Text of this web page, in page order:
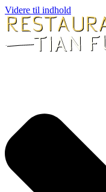
Videre til indhold